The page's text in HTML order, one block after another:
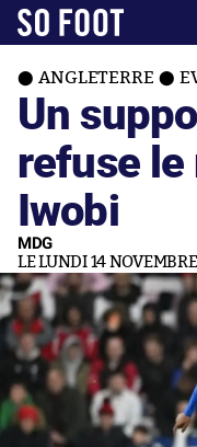
ANGLETERRE
Un
refuse le
Iwobi
MDG
LE LUNDI 14